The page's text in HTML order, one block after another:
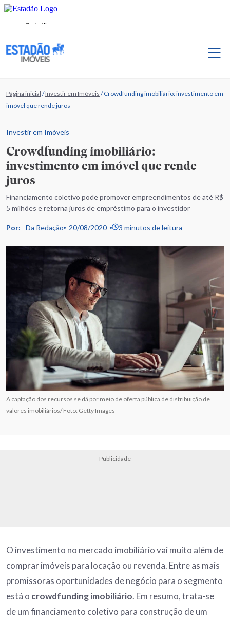
Página inicial /Investir em Imóveis /Crowdfunding imobiliário: investimento em
imóvel que rende juros
Investir em Imóveis
Crowdfunding imobiliário:
investimento em imóvel que rende
juros
Financiamento coletivo pode promover empreendimentos de até R$
5 milhões e retorna juros de empréstimo para o investidor
Por: Da Redação 20/08/2020 3 minutos de leitura
A captação dos recursos se dá por meio de oferta pública de distribuição de
valores imobiliários/ Foto: Getty Images
Publicidade
O investimento no mercado imobiliário vai muito além de
comprar imóveis para locação ou revenda. Entre as mais
promissoras oportunidades de negócio para o segmento
está o crowdfunding imobiliário. Em resumo, trata-se
de um financiamento coletivo para construção de um